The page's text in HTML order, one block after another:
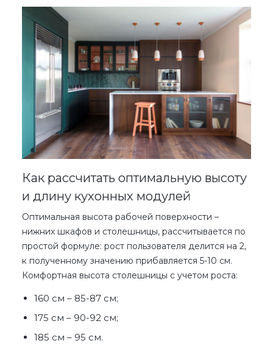
Как рассчитать оптимальную высоту
и длину кухонных модулей
Оптимальная высота рабочей поверхности –
нижних шкафов и столешницы, рассчитывается по
простой формуле: рост пользователя делится на 2,
к полученному значению прибавляется 5-10 см.
Комфортная высота столешницы с учетом роста:
160 см – 85-87 см;
175 см – 90-92 см;
185 см – 95 см.